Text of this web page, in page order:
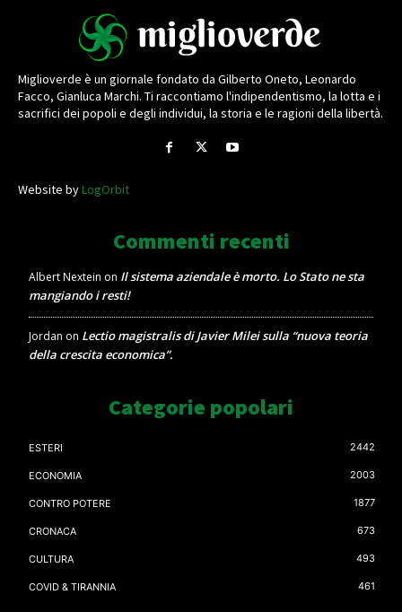
Miglioverde è un giornale fondato da Gilberto Oneto, Leonardo
Facco, Gianluca Marchi. Ti raccontiamo l'indipendentismo, la lotta e i
sacrifici dei popoli e degli individui, la storia e le ragioni della libertà.
Website byLogOrbit
Commenti recenti
Albert Nextein on Il sistema aziendale è morto. Lo Stato ne sta
mangiando i resti!
Jordan on Lectio magistralis di Javier Milei sulla “nuova teoria
della crescita economica”.
Categorie popolari
ESTERI 2442
ECONOMIA 2003
CONTRO POTERE 1877
CRONACA 673
CULTURA 493
COVID & TIRANNIA 461